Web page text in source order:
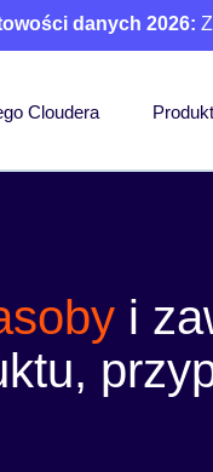
danych 2026:
Cloudera
i